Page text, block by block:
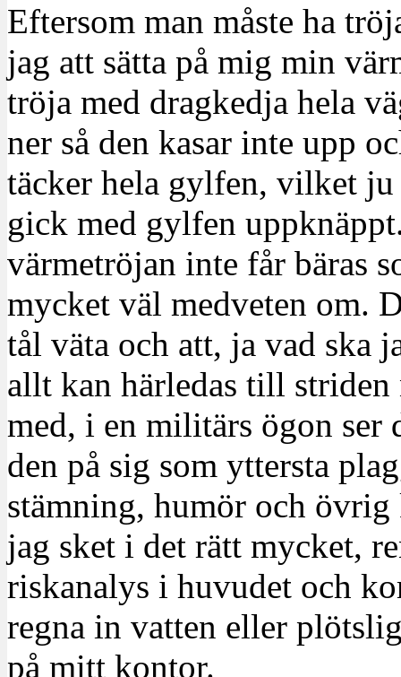
Eftersom man måste ha
jag att sätta på mig min
tröja med dragkedja hela
ner så den kasar inte upp
täcker hela gylfen, vilket
gick med gylfen
värmetröjan inte får bäras
mycket väl medveten om.
tål väta och att, ja vad ska
allt kan härledas till
med, i en militärs ögon ser
den på sig som yttersta
stämning, humör och
jag sket i det rätt mycket,
riskanalys i huvudet och
regna in vatten eller
på mitt kontor.